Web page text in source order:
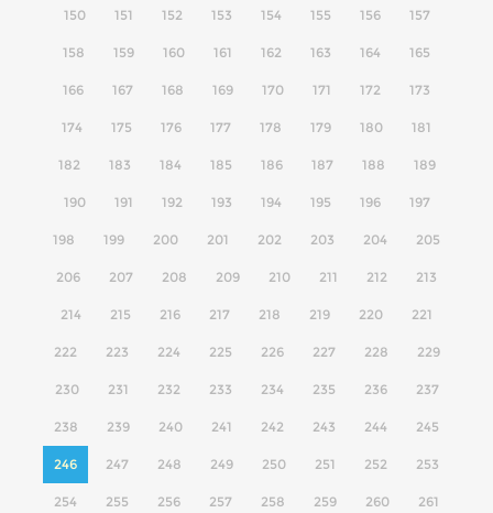
150 151 152 153 154 155 156 157
158 159 160 161 162 163 164 165
166 167 168 169 170 171 172 173
174 175 176 177 178 179 180 181
182 183 184 185 186 187 188 189
190 191 192 193 194 195 196 197
198 199 200 201 202 203 204 205
206 207 208 209 210 211 212 213
214 215 216 217 218 219 220 221
222 223 224 225 226 227 228 229
230 231 232 233 234 235 236 237
238 239 240 241 242 243 244 245
246 247 248 249 250 251 252 253
254 255 256 257 258 259 260 261